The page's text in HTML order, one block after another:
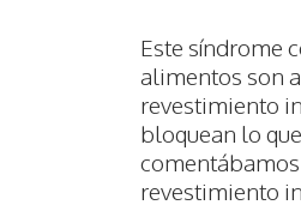
Este síndrome
alimentos son
revestimiento
bloquean lo
revestimiento